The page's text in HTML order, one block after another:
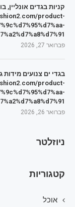
קניות בגדים
product-
פברואר 27, 2026
בגדי ים צנועים
product-
פברואר 26, 2026
ניוזלטר
קטגוריות
אוכל